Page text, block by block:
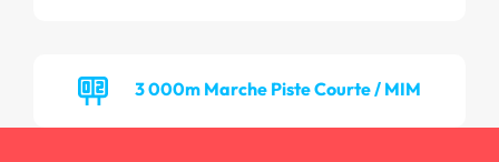
3 000m Marche Piste Courte / MIM